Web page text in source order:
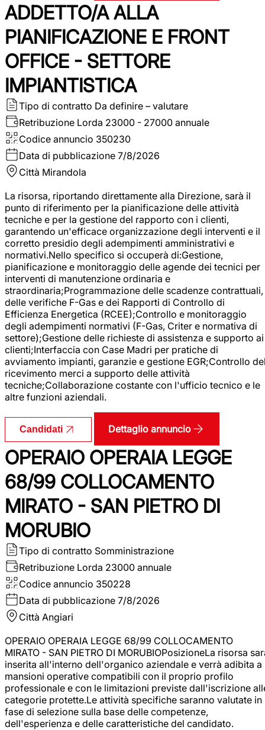
ADDETTO/A ALLA
PIANIFICAZIONE E FRONT
OFFICE - SETTORE
IMPIANTISTICA
Tipo di contratto Da definire – valutare
Retribuzione Lorda 23000 - 27000 annuale
Codice annuncio 350230
Data di pubblicazione 7/8/2026
Città Mirandola
La risorsa, riportando direttamente alla Direzione, sarà il
punto di riferimento per la pianificazione delle attività
tecniche e per la gestione del rapporto con i clienti,
garantendo un'efficace organizzazione degli interventi e il
corretto presidio degli adempimenti amministrativi e
normativi.Nello specifico si occuperà di:Gestione,
pianificazione e monitoraggio delle agende dei tecnici per
interventi di manutenzione ordinaria e
straordinaria;Programmazione delle scadenze contrattuali,
delle verifiche F-Gas e dei Rapporti di Controllo di
Efficienza Energetica (RCEE);Controllo e monitoraggio
degli adempimenti normativi (F-Gas, Criter e normativa di
settore);Gestione delle richieste di assistenza e supporto ai
clienti;Interfaccia con Case Madri per pratiche di
avviamento impianti, garanzie e gestione EGR;Controllo
ricevimento merci a supporto delle attività
tecniche;Collaborazione costante con l'ufficio tecnico e le
altre funzioni aziendali.
Candidati Dettaglio annuncio
OPERAIO OPERAIA LEGGE
68/99 COLLOCAMENTO
MIRATO - SAN PIETRO DI
MORUBIO
Tipo di contratto Somministrazione
Retribuzione Lorda 23000 annuale
Codice annuncio 350228
Data di pubblicazione 7/8/2026
Città Angiari
OPERAIO OPERAIA LEGGE 68/99 COLLOCAMENTO
MIRATO - SAN PIETRO DI MORUBIOPosizioneLa risorsa
inserita all'interno dell'organico aziendale e verrà adibita a
mansioni operative compatibili con il proprio profilo
professionale e con le limitazioni previste dall'iscrizione
categorie protette.Le attività specifiche saranno valutate in
fase di selezione sulla base delle competenze,
dell'esperienza e delle caratteristiche del candidato.